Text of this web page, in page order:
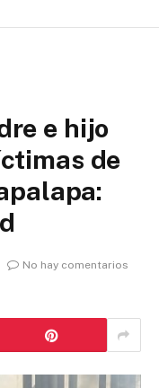
e hijo
de
No hay comentarios